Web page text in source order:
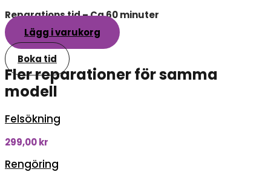
Reparations tid – Ca 60 minuter
Lägg i varukorg
Boka tid
Fler reparationer för samma
modell
Felsökning
299,00kr
Rengöring